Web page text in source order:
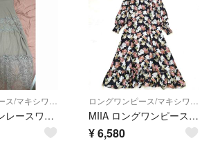
バックリボンレースワンピース MIIA ロングワンピース 花柄 総柄 フレア ブラック ティアード
¥6,580